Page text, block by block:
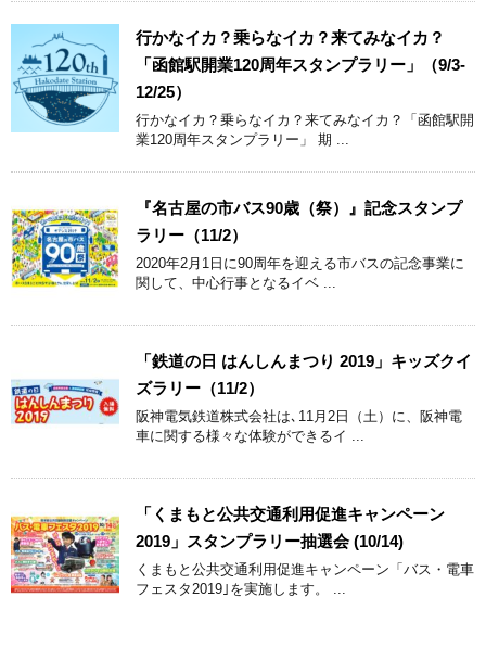
行かなイカ？乗らなイカ？来てみなイカ？
「函館駅開業120周年スタンプラリー」（9/3-
12/25）
行かなイカ？乗らなイカ？来てみなイカ？「函館駅開
業120周年スタンプラリー」 期 ...
『名古屋の市バス90歳（祭）』記念スタンプ
ラリー（11/2）
2020年2月1日に90周年を迎える市バスの記念事業に
関して、中心行事となるイベ ...
「鉄道の日 はんしんまつり 2019」キッズクイ
ズラリー（11/2）
阪神電気鉄道株式会社は､11月2日（土）に、阪神電
車に関する様々な体験ができるイ ...
「くまもと公共交通利用促進キャンペーン
2019」スタンプラリー抽選会 (10/14)
くまもと公共交通利用促進キャンペーン「バス・電車
フェスタ2019｣を実施します。 ...